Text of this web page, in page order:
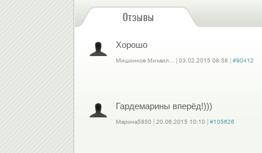
Отзывы
Хорошо
Мишонков Михаил... 03.02.2015 08:58
#90412
Гардемарины вперёд!)))
Марина5850 20.06.2015 10:10
#105626